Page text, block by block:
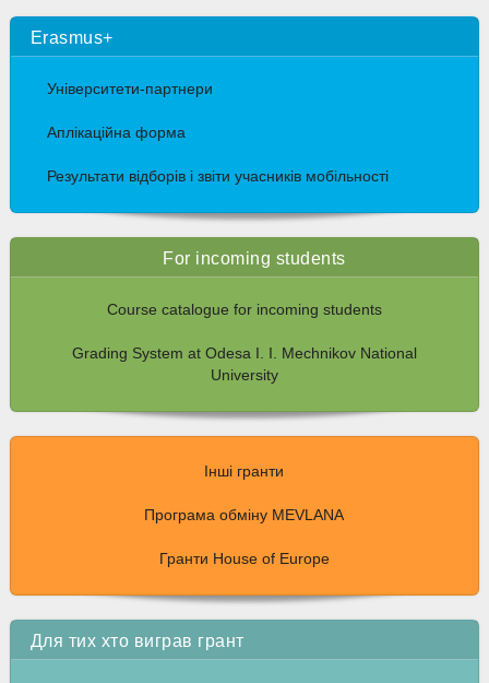
Erasmus+
Університети-партнери
Аплікаційна форма
Результати відборів і звіти учасників мобільності
For incoming students
Course catalogue for incoming students
Grading System at Odesa I. I. Mechnikov National
University
Інші гранти
Програма обміну MEVLANA
Гранти House of Europe
Для тих хто виграв грант